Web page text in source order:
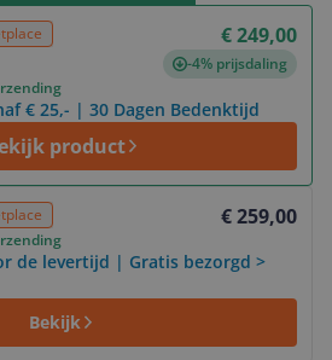
€ 249,00
-4% prijsdaling
€ 25,- | 30 Dagen Bedenktijd
product
€ 259,00
de levertijd | Gratis bezorgd >
Bekijk